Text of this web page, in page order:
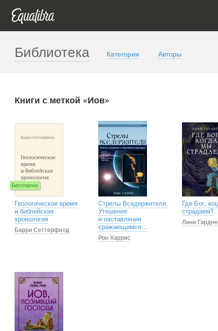
Библиотека Категории Авторы
Книги с меткой «Иов»
Бесплатно
Геологическое время
и библейская
хронология
Барри Сеттерфилд
Стрелы Вседержителя.
Утешения
и наставления
сражающимся…
Рон Харрис
Где Бог,
страдаем?
Линн